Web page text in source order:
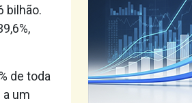
bilhão.
de toda
um